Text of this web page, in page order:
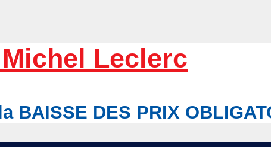
Leclerc
BAISSE DES PRIX